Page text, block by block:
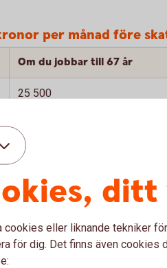
per månad före
Om du jobbar till 67 år
25 500
33 700
per månad före skatt.
Om du jobbar till 67 år
ditt
cookies eller liknande tekniker
för dig. Det finns även cookies